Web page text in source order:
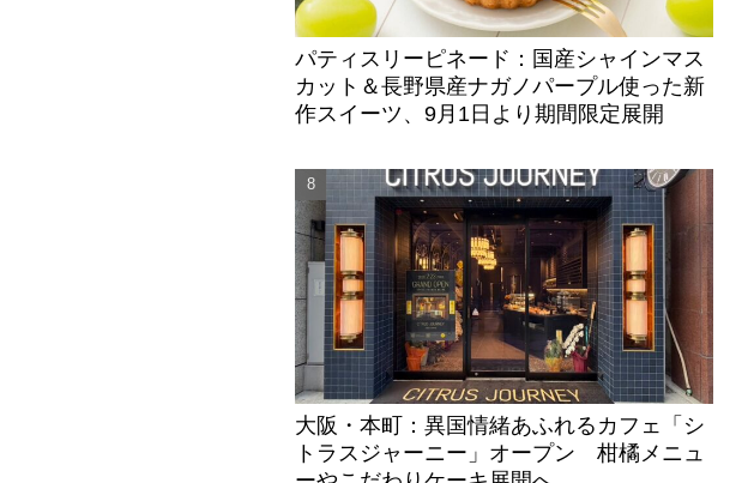
パティスリーピネード：国産シャインマス
カット＆長野県産ナガノパープル使った新
作スイーツ、9月1日より期間限定展開
大阪・本町：異国情緒あふれるカフェ「シ
トラスジャーニー」オープン 柑橘メニュ